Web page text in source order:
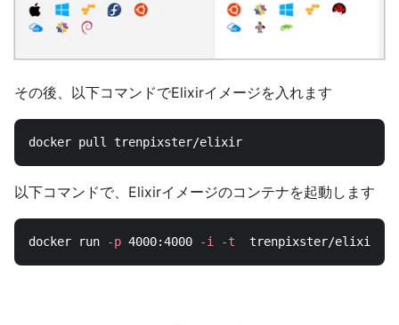
その後、以下コマンドでElixirイメージを入れます
以下コマンドで、Elixirイメージのコンテナを起動します
docker run -p 4000:4000 -i -t